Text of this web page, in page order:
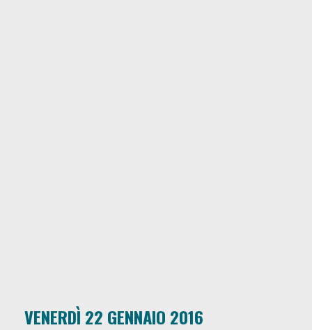
VENERDÌ 22 GENNAIO 2016